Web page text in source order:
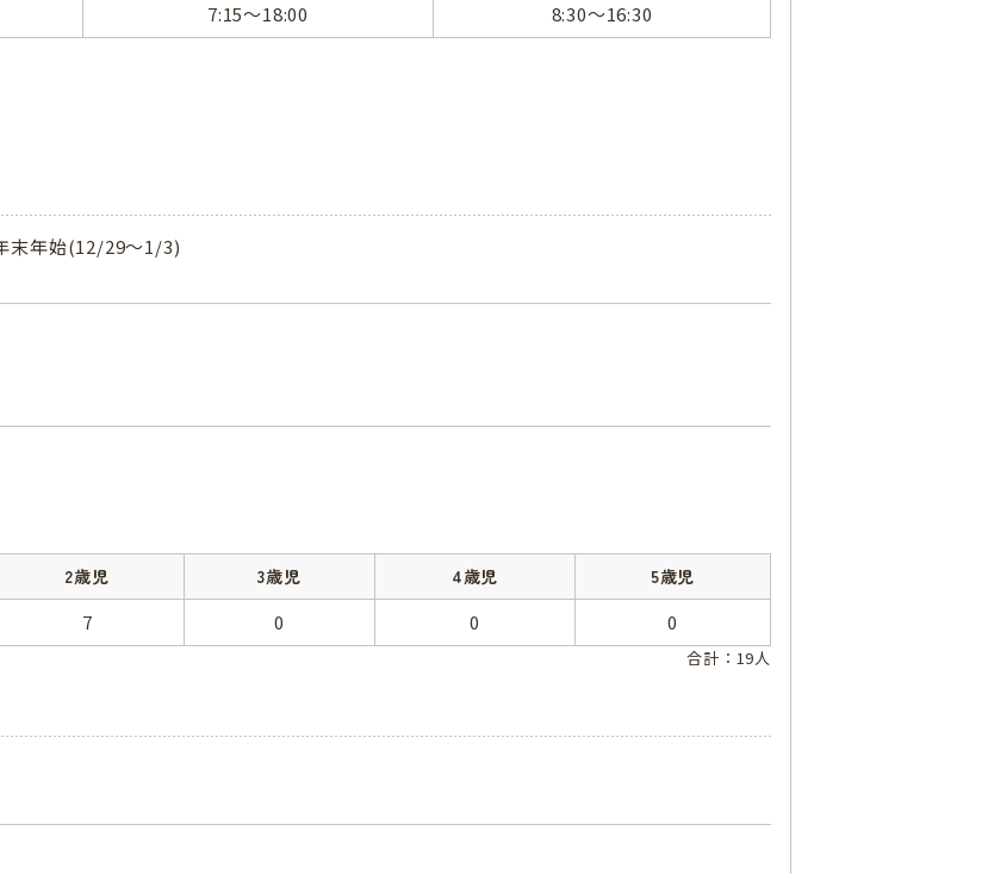
7:15～18:00 8:30～16:30
末年始(12/29～1/3)
2歳児 3歳児 4歳児 5歳児
7 0 0 0
合計：19人